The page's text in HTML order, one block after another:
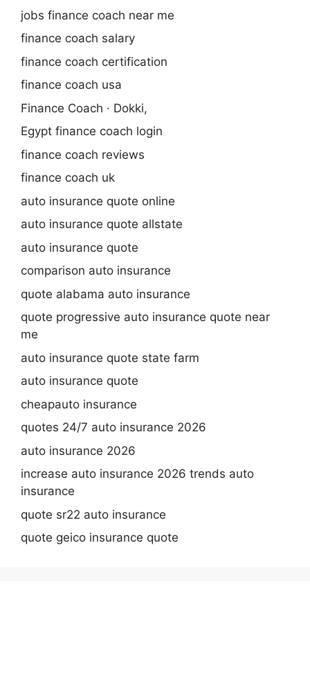
jobs finance coach near me
finance coach salary
finance coach certification
finance coach usa
Finance Coach · Dokki,
Egypt finance coach login
finance coach reviews
finance coach uk
auto insurance quote online
auto insurance quote allstate
auto insurance quote
comparison auto insurance
quote alabama auto insurance
quote progressive auto insurance quote near
me
auto insurance quote state farm
auto insurance quote
cheapauto insurance
quotes 24/7 auto insurance 2026
auto insurance 2026
increase auto insurance 2026 trends auto
insurance
quote sr22 auto insurance
quote geico insurance quote